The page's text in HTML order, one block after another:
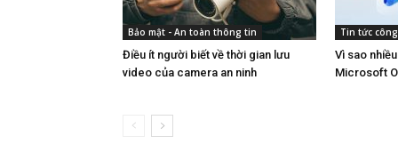
Bảo mật - An toàn thông tin
Điều ít người biết về thời gian lưu
video của camera an ninh
Tin tức
Vì sao
Microsoft